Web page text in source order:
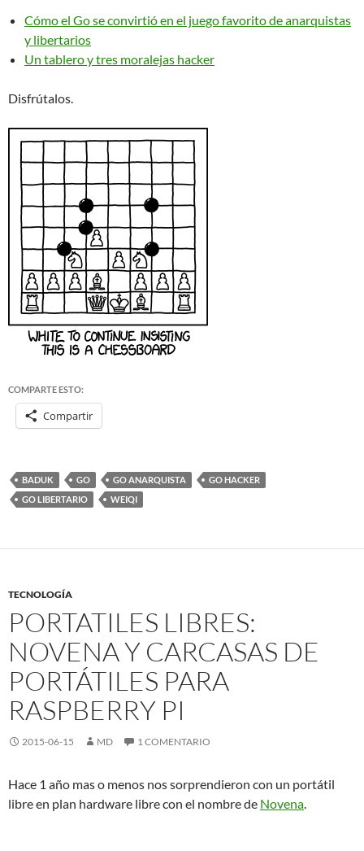
Cómo el Go se convirtió en el juego favorito de anarquistas
y libertarios
Un tablero y tres moralejas hacker
Disfrútalos.
COMPARTE ESTO:
Compartir
BADUK GO GO ANARQUISTA
GO HACKER
GO LIBERTARIO
WEIQI
TECNOLOGÍA
PORTATILES LIBRES:
NOVENA Y CARCASAS DE
PORTÁTILES PARA
RASPBERRY PI
2015-06-15 MD 1 COMENTARIO
Hace 1 año mas o menos nos sorprendieron con un portátil
libre en plan hardware libre con el nombre de Novena.